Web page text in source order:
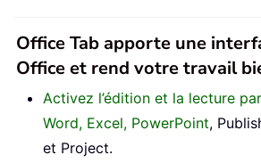
Office Tab apporte une
Office et rend votre travail
Activez l’édition et la lecture
Word, Excel, PowerPoint,
et Project.